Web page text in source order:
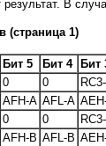
В
(страница 1)
Бит 5 Бит 4 Бит
0 0
AFH-A AFL-A
0 0
AFH-B AFL-B